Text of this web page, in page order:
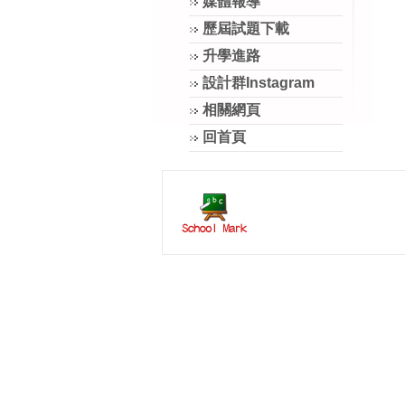
歷屆試題下載
升學進路
設計群Instagram
相關網頁
回首頁